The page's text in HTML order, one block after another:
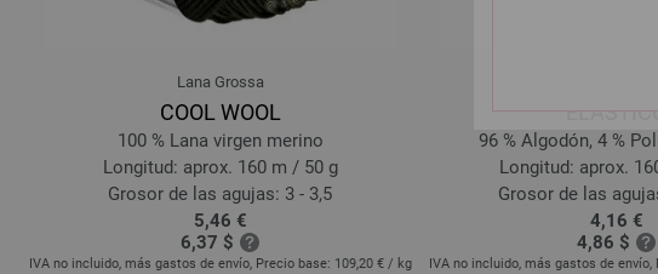
Lana Grossa
COOL WOOL
100 % Lana virgen merino
Longitud: aprox. 160 m / 50 g
Grosor de las agujas: 3 - 3,5
5,46 €
6,37 $
IVA no incluido, más gastos de envío, Precio base: 109,20 € / kg
96 % Algodón, 4 %
Longitud: aprox.
Grosor de las
4,16 €
4,86 $
IVA no incluido, más gastos de envío,